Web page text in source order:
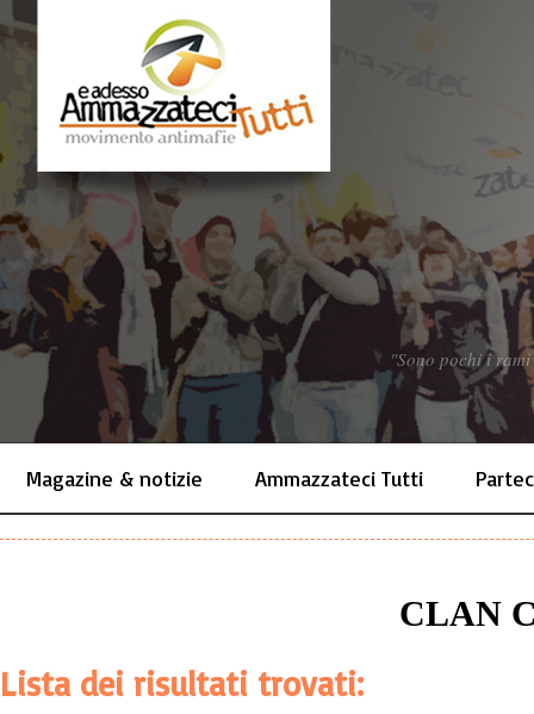
"Sono pochi i
Magazine & notizie Ammazzateci Tutti
CLAN
Lista dei risultati trovati: